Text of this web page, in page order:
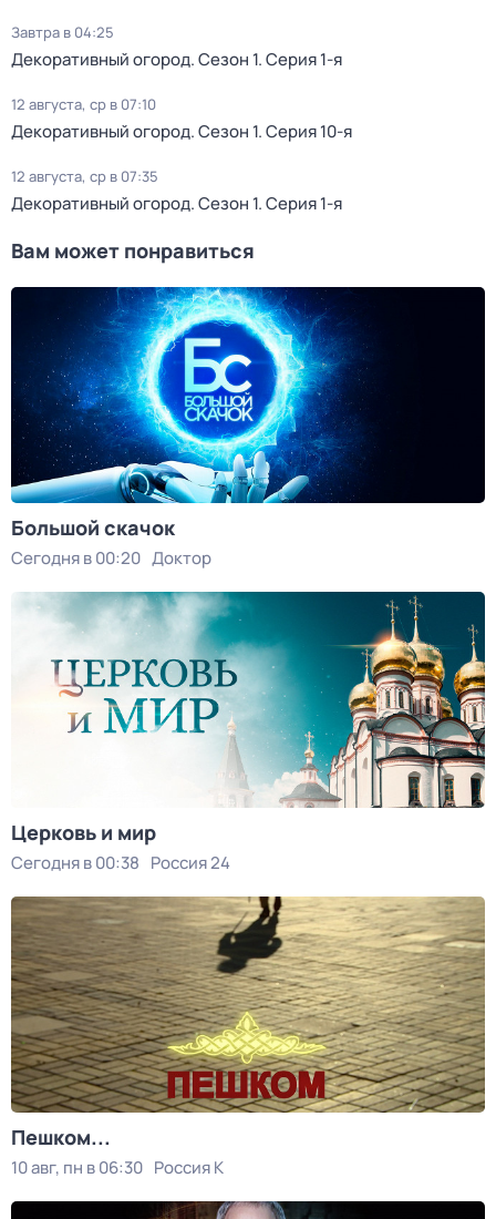
Завтра в 04:25
Декоративный огород. Сезон 1. Серия 1-я
12 августа, ср в 07:10
Декоративный огород. Сезон 1. Серия 10-я
12 августа, ср в 07:35
Декоративный огород. Сезон 1. Серия 1-я
Вам может понравиться
Большой скачок
Сегодня в 00:20 Доктор
Церковь и мир
Сегодня в 00:38 Россия 24
Пешком...
10 авг, пн в 06:30 Россия К